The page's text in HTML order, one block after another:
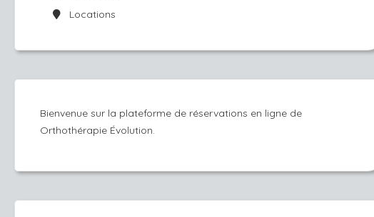
Locations
Bienvenue sur la plateforme de réservations en ligne de
Orthothérapie Évolution.